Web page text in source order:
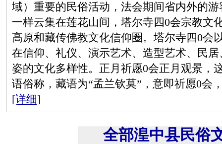
域）重要的民俗活动，法会期间省内外的
一样云集在莲花山间，塔尔寺四0会宗教文
高原和藏传佛教文化信仰圈。塔尔寺四0会
在信仰、礼仪、演示艺术、造型艺术、民
姿的文化多样性。正月祈愿0会正月观景，
语俗称，藏语为“孟兰钦莫”，意即祈愿0
[详细]
全部湟中县民俗